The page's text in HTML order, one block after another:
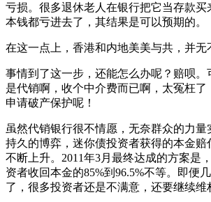
亏损。很多退休老人在银行把它当存款买
本钱都亏进去了，其结果是可以预期的。
在这一点上，香港和内地美美与共，并无
事情到了这一步，还能怎么办呢？赔呗。
是代销啊，收个中介费而已啊，太冤枉了
申请破产保护呢！
虽然代销银行很不情愿，无奈群众的力量
持久的博弈，迷你债投资者获得的本金赔
不断上升。2011年3月最终达成的方案是
资者收回本金的85%到96.5%不等。即便
了，很多投资者还是不满意，还要继续维